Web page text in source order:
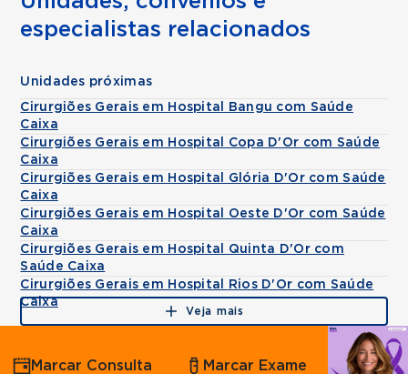
especialistas relacionados
Unidades próximas
Cirurgiões Gerais em Hospital Bangu com Saúde
Caixa
Cirurgiões Gerais em Hospital Copa D'Or com Saúde
Caixa
Cirurgiões Gerais em Hospital Glória D'Or com Saúde
Caixa
Cirurgiões Gerais em Hospital Oeste D'Or com Saúde
Caixa
Cirurgiões Gerais em Hospital Quinta D'Or com
Saúde Caixa
Cirurgiões Gerais em Hospital Rios D'Or com Saúde
Caixa
Veja mais
Agende
por
Marcar Consulta Marcar Exame